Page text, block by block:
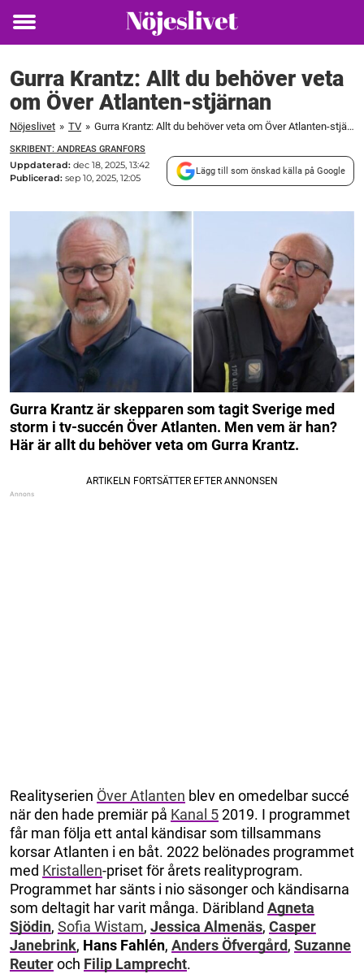
Toggle
Gurra Krantz: Allt du behöver veta
om Över Atlanten-stjärnan
Nöjeslivet » TV » Gurra Krantz: Allt du behöver veta om Över Atlanten-stjärnan
SKRIBENT: ANDREAS GRANFORS
Uppdaterad: dec 18, 2025, 13:42
Publicerad: sep 10, 2025, 12:05
Lägg till som önskad källa på Google
Gurra Krantz är skepparen som tagit Sverige med
storm i tv-succén Över Atlanten. Men vem är han?
Här är allt du behöver veta om Gurra Krantz.
Realityserien Över Atlanten blev en omedelbar succé
när den hade premiär på Kanal 52019. I programmet
får man följa ett antal kändisar som tillsammans
korsar Atlanten i en båt. 2022 belönades programmet
med Kristallen-priset för årets realityprogram.
Programmet har sänts i nio säsonger och kändisarna
som deltagit har varit många. Däribland Agneta
Sjödin, Sofia Wistam, Jessica Almenäs, Casper
Janebrink, Hans Fahlén, Anders Öfvergård, Suzanne
Reuteroch Filip Lamprecht.